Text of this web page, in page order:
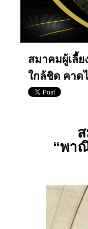
สมาคมผู้เลี้
ใกล้ชิด คาด
“พา